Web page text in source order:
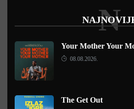
N
Your Mother Your
08.08.2026.
The Get Out